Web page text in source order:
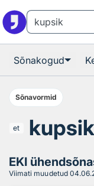
Sõnakogud
Sõnavormid
et kupsik
EKI
Viimati muudetud